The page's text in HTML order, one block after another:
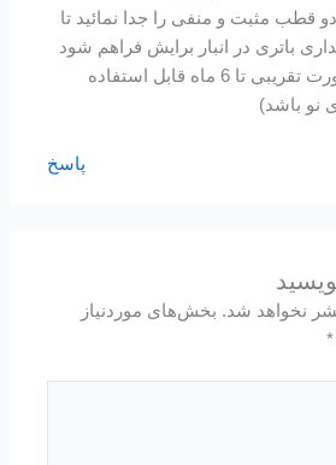
قطب مثبت و منفی را جدا نمائید تا
باتری در انبار برایش فراهم شود
در این صورت به صورت تقریبی تا 6 ماه قابل استفاده
نو باشد)
پاسخ
نخواهد شد. بخش‌های موردنیاز
*